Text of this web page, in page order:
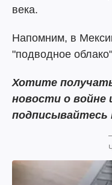
века.
Напомним, в
"подводное
Хотите
новости о войне
подписывайтесь